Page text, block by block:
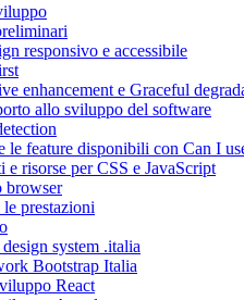
responsivo e accessibile
enhancement e Graceful
allo sviluppo del software
le feature disponibili con Can I
e risorse per CSS e JavaScript
browser
prestazioni
system .italia
Bootstrap Italia
React